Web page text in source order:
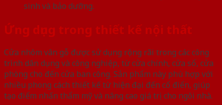
sinh và bảo dưỡng.
Ứng dụng trong thiết kế nội thất
Cửa nhôm vân gỗ được sử dụng rộng rãi trong các công
trình dân dụng và công nghiệp, từ cửa chính, cửa sổ, cửa
phòng cho đến cửa ban công. Sản phẩm này phù hợp với
nhiều phong cách thiết kế từ hiện đại đến cổ điển, giúp
tạo điểm nhấn thẩm mỹ và nâng cao giá trị cho ngôi nhà.